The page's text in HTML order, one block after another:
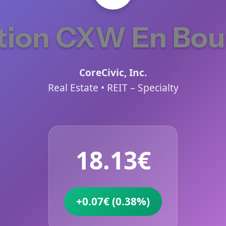
CXW En
CoreCivic, Inc.
Real Estate • REIT – Specialty
18.13€
+0.07€ (0.38%)